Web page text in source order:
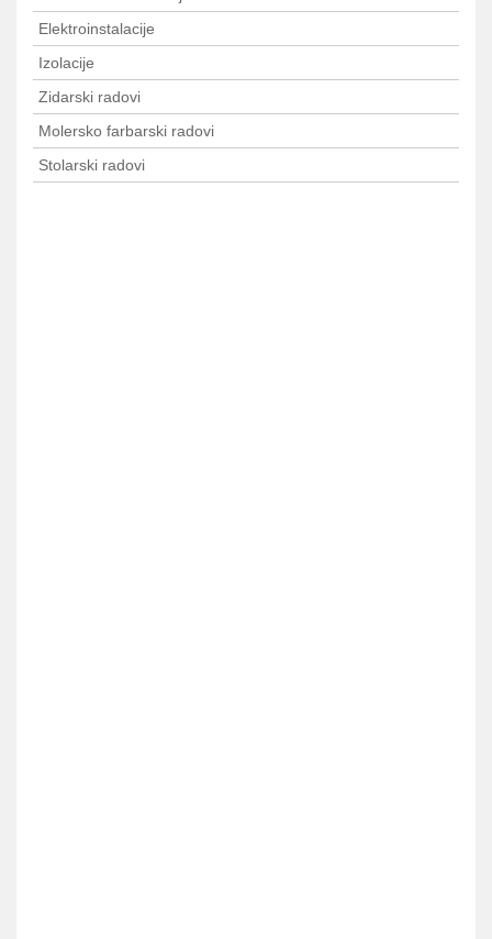
Elektroinstalacije
Izolacije
Zidarski radovi
Molersko farbarski radovi
Stolarski radovi